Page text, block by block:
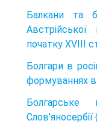
Балкани та
початку XVIII
Болгари в
формуваннях в
Болгарське